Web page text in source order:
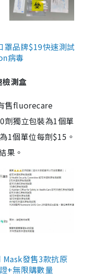
罩品牌$19快速測試
病毒
測盒
售fluorecare
劑獨立包裝為1個單
1個單位每劑$15。
果。
發售3款抗原
+無限購數量